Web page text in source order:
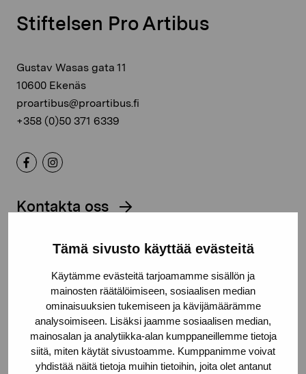
Tämä sivusto käyttää evästeitä
Käytämme evästeitä tarjoamamme sisällön ja
mainosten räätälöimiseen, sosiaalisen median
ominaisuuksien tukemiseen ja kävijämäärämme
analysoimiseen. Lisäksi jaamme sosiaalisen median,
mainosalan ja analytiikka-alan kumppaneillemme tietoja
siitä, miten käytät sivustoamme. Kumppanimme voivat
yhdistää näitä tietoja muihin tietoihin, joita olet antanut
Stiftelsen Pro Artibus
Gustav Wasas gata 11
10600 Ekenäs
proartibus@proartibus.fi
+358 (0)50 371 6339
Kontakta oss
Håll dig uppdaterad om aktuella
utställningar och evenemang
Förnamn